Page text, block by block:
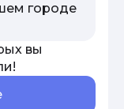
городе
вы